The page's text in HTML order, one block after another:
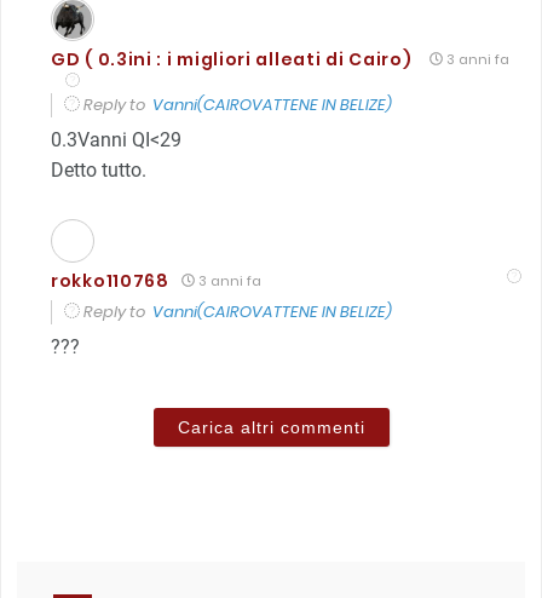
GD ( 0.3ini : i migliori alleati di Cairo) 3 anni fa
Reply to Vanni(CAIROVATTENE IN BELIZE)
0.3Vanni QI<29
Detto tutto.
rokko110768 3 anni fa
Reply to Vanni(CAIROVATTENE IN BELIZE)
???
Carica altri commenti